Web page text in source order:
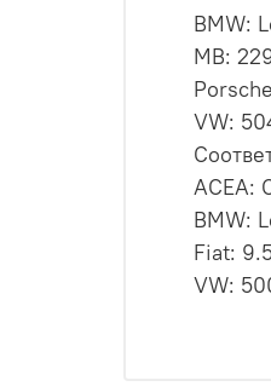
BMW:
MB:
VW:
ACEA:
BMW:
Fiat:
VW: